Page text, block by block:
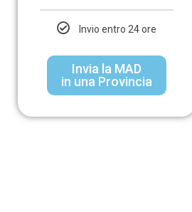
Invio entro 24 ore
Invia la MAD
in una Provincia